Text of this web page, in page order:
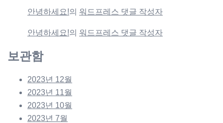
안녕하세요!의 워드프레스 댓글 작성자
안녕하세요!의 워드프레스 댓글 작성자
보관함
2023년 12월
2023년 11월
2023년 10월
2023년 7월